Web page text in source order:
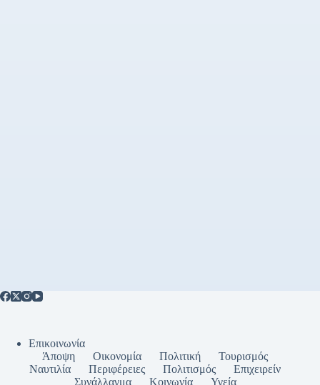
Επικοινωνία
Άποψη
Οικονομία Πολιτική
Τουρισμός
Ναυτιλία
Περιφέρειες Πολιτισμός
Επιχειρείν
Συνάλλαγμα
Κοινωνία Υγεία